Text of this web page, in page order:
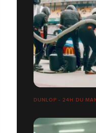
DUNLOP - 24H DU